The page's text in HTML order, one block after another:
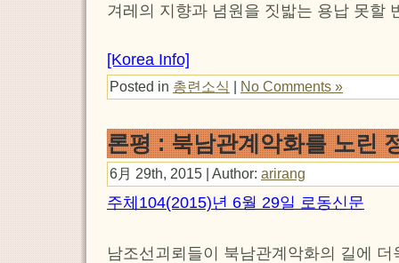
겨레의 지향과 념원을 짓밟는 용납 못할
[Korea Info]
Posted in 총련소식 | No Comments »
론평 : 북남관계악화를 노린
6月 29th, 2015 | Author: arirang
주체104(2015)년 6월 29일 로동신문
남조선괴뢰들이 북남관계악화의 길에